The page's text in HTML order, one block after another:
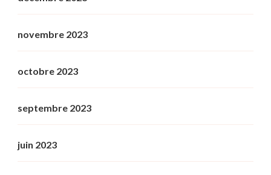
novembre 2023
octobre 2023
septembre 2023
juin 2023